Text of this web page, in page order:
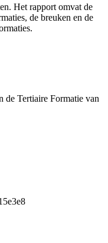
Het rapport omvat de
de breuken en de
de Tertiaire Formatie van